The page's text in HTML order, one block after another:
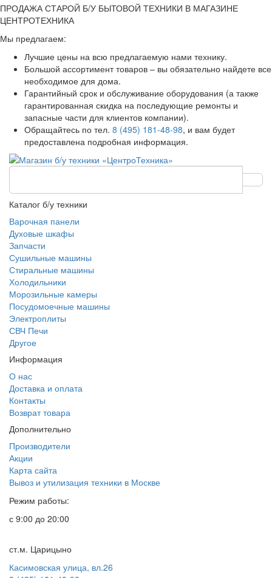
ПРОДАЖА СТАРОЙ Б/У БЫТОВОЙ ТЕХНИКИ В МАГАЗИНЕ
ЦЕНТРОТЕХНИКА
Мы предлагаем:
Лучшие цены на всю предлагаемую нами технику.
Большой ассортимент товаров – вы обязательно найдете все
необходимое для дома.
Гарантийный срок и обслуживание оборудования (а также
гарантированная скидка на последующие ремонты и
запасные части для клиентов компании).
Обращайтесь по тел. 8 (495) 181-48-98, и вам будет
предоставлена подробная информация.
Каталог б/у техники
Варочная панели
Духовые шкафы
Запчасти
Сушильные машины
Стиральные машины
Холодильники
Морозильные камеры
Посудомоечные машины
Электроплиты
СВЧ Печи
Другое
Информация
О нас
Доставка и оплата
Контакты
Возврат товара
Дополнительно
Производители
Акции
Карта сайта
Вывоз и утилизация техники в Москве
Режим работы:
с 9:00 до 20:00
ст.м. Царицыно
Касимовская улица, вл.26